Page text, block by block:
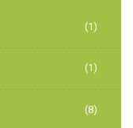
(1)
(1)
(8)